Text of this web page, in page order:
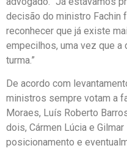
decisão do ministro Fachin
reconhecer que já existe
empecilhos, uma vez que
turma.”
De acordo com
ministros sempre votam a
Moraes, Luís Roberto
dois, Cármen Lúcia e
posicionamento e